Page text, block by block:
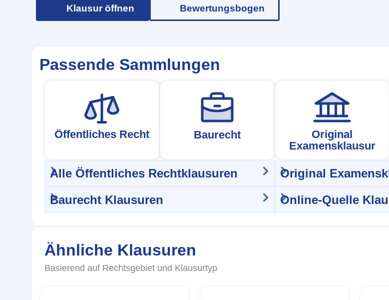
Klausur öffnen Bewertungsbogen
Passende Sammlungen
Öffentliches Recht Baurecht
Original
Examensklausur
Alle Öffentliches Rechtklausuren
Baurecht Klausuren
Original
Online-Quelle
Ähnliche Klausuren
Basierend auf Rechtsgebiet und Klausurtyp